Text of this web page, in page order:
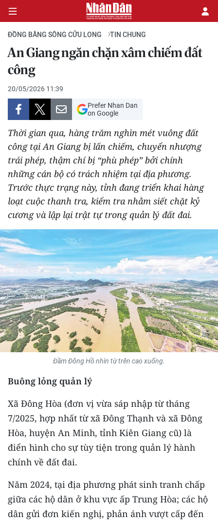
CHÍNH TRỊ
KINH TẾ
VĂN HÓA
XÃ HỘI
PHÁP LUẬT
DU LỊCH
THẾ GIỚI
THỂ THAO
GIÁO DỤC
Y TẾ
KHOA HỌC - CÔNG NGHỆ
MÔI TRƯỜNG
BẠN ĐỌC
54 DÂN TỘC VIỆT NAM
CHƯƠNG TRÌNH OCOP - MỖI XÃ
MỘT SẢN PHẨM
RADIO
MEDIA CENTER
ĐỒNG BẰNG SÔNG CỬU LONG TIN CHUNG
An Giang ngăn chặn xâm chiếm đất
công
20/05/2026 11:39
Prefer Nhan Dan
on Google
Thời gian qua, hàng trăm nghìn mét vuông đất
công tại An Giang bị lấn chiếm, chuyển nhượng
trái phép, thậm chí bị “phù phép” bởi chính
những cán bộ có trách nhiệm tại địa phương.
Trước thực trạng này, tỉnh đang triển khai hàng
loạt cuộc thanh tra, kiểm tra nhằm siết chặt kỷ
cương và lập lại trật tự trong quản lý đất đai.
Đầm Đông Hồ nhìn từ trên cao xuống.
Buông lỏng quản lý
Xã Đông Hòa (đơn vị vừa sáp nhập từ tháng
7/2025, hợp nhất từ xã Đông Thạnh và xã Đông
Hòa, huyện An Minh, tỉnh Kiên Giang cũ) là
điển hình cho sự tùy tiện trong quản lý hành
chính về đất đai.
Năm 2024, tại địa phương phát sinh tranh chấp
giữa các hộ dân ở khu vực ấp Trung Hòa; các hộ
dân gửi đơn kiến nghị, phản ánh vượt cấp đến